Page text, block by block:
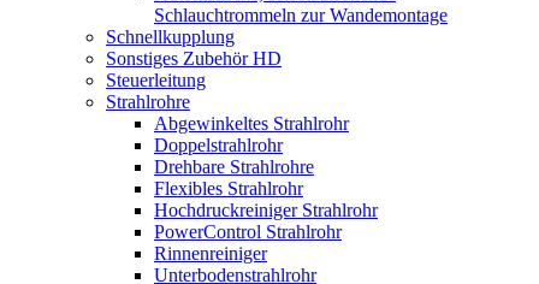
Schlauchtrommeln zur Wandemontage
Schnellkupplung
Sonstiges Zubehör HD
Steuerleitung
Strahlrohre
Abgewinkeltes Strahlrohr
Doppelstrahlrohr
Drehbare Strahlrohre
Flexibles Strahlrohr
Hochdruckreiniger Strahlrohr
PowerControl Strahlrohr
Rinnenreiniger
Unterbodenstrahlrohr